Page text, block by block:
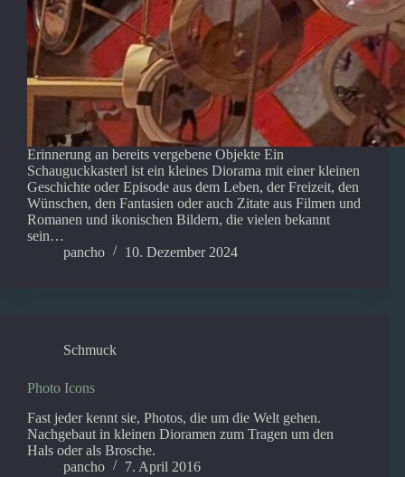
Erinnerung an bereits vergebene Objekte Ein
Schauguckkasterl ist ein kleines Diorama mit einer kleinen
Geschichte oder Episode aus dem Leben, der Freizeit, den
Wünschen, den Fantasien oder auch Zitate aus Filmen und
Romanen und ikonischen Bildern, die vielen bekannt
sein…
pancho
10. Dezember 2024
Schmuck
Photo Icons
Fast jeder kennt sie, Photos, die um die Welt gehen.
Nachgebaut in kleinen Dioramen zum Tragen um den
Hals oder als Brosche.
pancho
7. April 2016